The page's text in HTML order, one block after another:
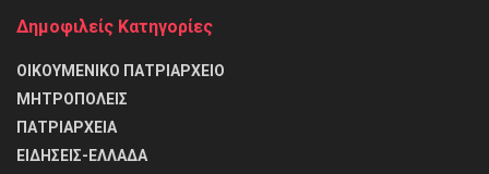
Δημοφιλείς Κατηγορίες
ΟΙΚΟΥΜΕΝΙΚΟ ΠΑΤΡΙΑΡΧΕΙΟ
ΜΗΤΡΟΠΟΛΕΙΣ
ΠΑΤΡΙΑΡΧΕΙΑ
ΕΙΔΗΣΕΙΣ-ΕΛΛΑΔΑ